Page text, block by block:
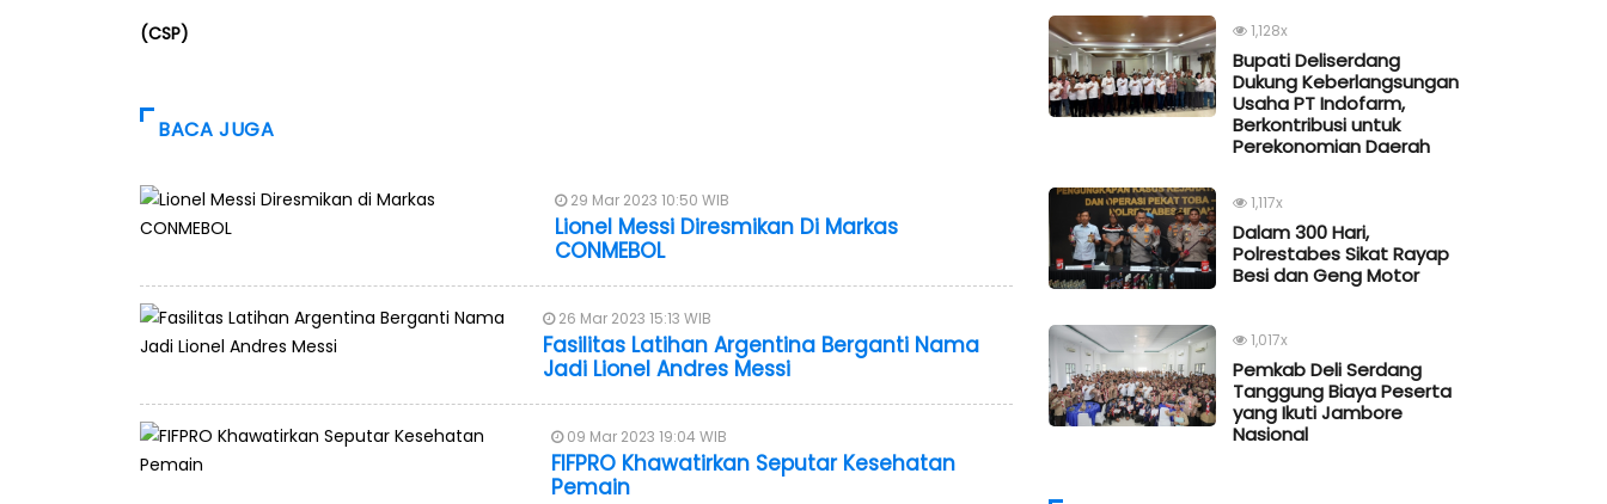
(CSP)
BACA JUGA
29 Mar 2023 10:50 WIB
Lionel Messi Diresmikan Di Markas
CONMEBOL
26 Mar 2023 15:13 WIB
Fasilitas Latihan Argentina Berganti Nama
Jadi Lionel Andres Messi
09 Mar 2023 19:04 WIB
FIFPRO Khawatirkan Seputar Kesehatan
Pemain
1,128x
Bupati Deliserdang
Dukung Keberlangsungan
Usaha PT Indofarm,
Berkontribusi untuk
Perekonomian Daerah
1,117x
Dalam 300 Hari,
Polrestabes Sikat Rayap
Besi dan Geng Motor
1,017x
Pemkab Deli Serdang
Tanggung Biaya Peserta
yang Ikuti Jambore
Nasional